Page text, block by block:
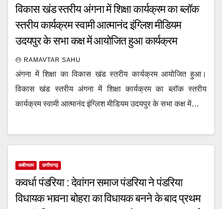
विकास खंड स्तरीय अंगना में शिक्षा कार्यक्रम का ब्लॉक
स्तरीय कार्यक्रम स्वामी आत्मानंद इंग्लिश मीडियम
उदयपुर के सभा कक्ष में आयोजित हुआ कार्यक्रम
RAMAVTAR SAHU
अंगना में शिक्षा का विकास खंड स्तरीय कार्यक्रम आयोजित हुआ।
विकास खंड स्तरीय अंगना में शिक्षा कार्यक्रम का ब्लॉक स्तरीय
कार्यक्रम स्वामी आत्मानंद इंग्लिश मीडियम उदयपुर के सभा कक्ष में…
कबीरधाम छत्तीसगढ़
कवर्धा पंडरिया : देवांगन समाज पंडरिया ने पंडरिया
विधायक भावना बोहरा का विधायक बनने के बाद प्रथम